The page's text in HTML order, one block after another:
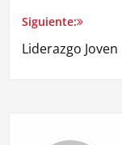
Siguiente:
Liderazgo Joven